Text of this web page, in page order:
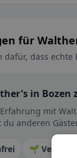
für
dafür, dass
in Bozen
mit
du anderen
🌱 Vegan